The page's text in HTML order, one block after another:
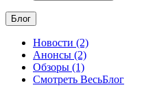
Блог
Новости (2)
Анонсы (2)
Обзоры (1)
Смотреть ВесьБлог